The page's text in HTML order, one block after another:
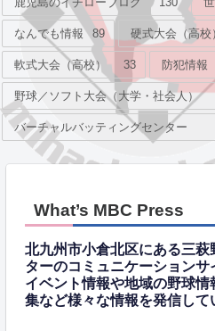
なんでも情報 89 硬式大会（高校
軟式大会（高校） 33 防犯情報
野球／ソフト大会（大学・社会人）
バーチャルバッティングセンター
What’s MBC Press
北九州市小倉北区にある三萩
ターのコミュニケーションサ
イベント情報や地域の野球
集など様々な情報を発信して